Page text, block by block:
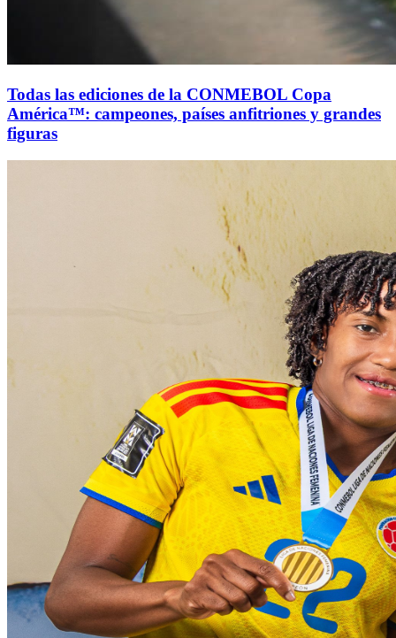
Todas las ediciones de la CONMEBOL Copa
América™: campeones, países anfitriones y grandes
figuras